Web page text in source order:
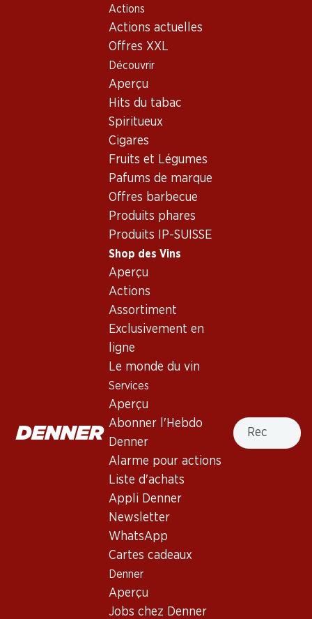
Actions
Actions actuelles
Offres XXL
Découvrir
Aperçu
Hits du tabac
Spiritueux
Cigares
Fruits et Légumes
Pafums de marque
Offres barbecue
Produits phares
Produits IP-SUISSE
Shop des Vins
Aperçu
Actions
Assortiment
Exclusivement en
ligne
Le monde du vin
Services
Aperçu
Abonner l'Hebdo
Denner
Alarme pour actions
Liste d'achats
Appli Denner
Newsletter
WhatsApp
Cartes cadeaux
Denner
Aperçu
Jobs chez Denner
Recherche
Shop des Vins
France
Champagne
Colligny Brut Vintage 2018 Champagne AOC
Recto
Colligny Brut Vintage 2018
Champagne AOC
Champagne
Robe jaune doré pâle. Nez complexe de fruits charnus,
abricots mûrs et fruits à coque, avec des notes de miel de
châtaignier. Bouche ample aux bulles fines. Finale complexe